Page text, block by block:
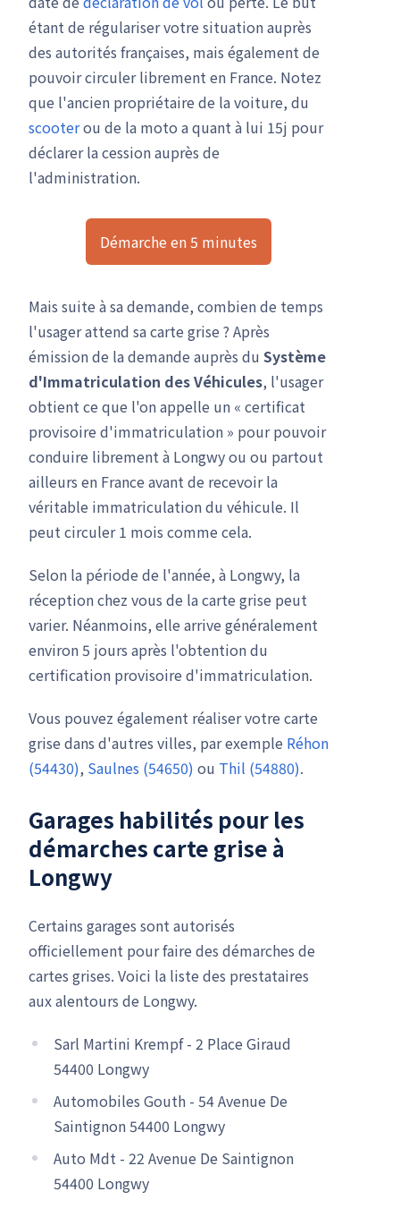
étant de régulariser votre situation auprès
des autorités françaises, mais également de
pouvoir circuler librement en France. Notez
que l'ancien propriétaire de la voiture, du
scooterou de la moto a quant à lui 15j pour
déclarer la cession auprès de
l'administration.
Démarche en 5 minutes
Mais suite à sa demande, combien de temps
l'usager attend sa carte grise ? Après
émission de la demande auprès du Système
d'Immatriculation des Véhicules, l'usager
obtient ce que l'on appelle un « certificat
provisoire d'immatriculation » pour pouvoir
conduire librement à Longwy ou ou partout
ailleurs en France avant de recevoir la
véritable immatriculation du véhicule. Il
peut circuler 1 mois comme cela.
Selon la période de l'année, à Longwy, la
réception chez vous de la carte grise peut
varier. Néanmoins, elle arrive généralement
environ 5 jours après l'obtention du
certification provisoire d'immatriculation.
Vous pouvez également réaliser votre carte
grise dans d'autres villes, par exemple Réhon
(54430), Saulnes (54650) ou Thil (54880).
Garages habilités pour les
démarches carte grise à
Longwy
Certains garages sont autorisés
officiellement pour faire des démarches de
cartes grises. Voici la liste des prestataires
aux alentours de Longwy.
Sarl Martini Krempf - 2 Place Giraud
54400 Longwy
Automobiles Gouth - 54 Avenue De
Saintignon 54400 Longwy
Auto Mdt - 22 Avenue De Saintignon
54400 Longwy